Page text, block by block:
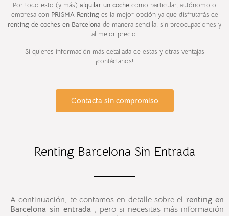
Por todo esto (y más) alquilar un coche como particular, autónomo o
empresa con PRISMA Renting es la mejor opción ya que disfrutarás de
renting de coches en Barcelona de manera sencilla, sin preocupaciones y
al mejor precio.
Si quieres información más detallada de estas y otras ventajas
¡contáctanos!
Contacta sin compromiso
Renting Barcelona Sin Entrada
A continuación, te contamos en detalle sobre el renting en
Barcelona sin entrada , pero si necesitas más información